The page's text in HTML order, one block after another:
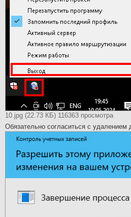
10.jpg (22.73 КБ) 116363 просмотра
Обязательно согласиться с удалением